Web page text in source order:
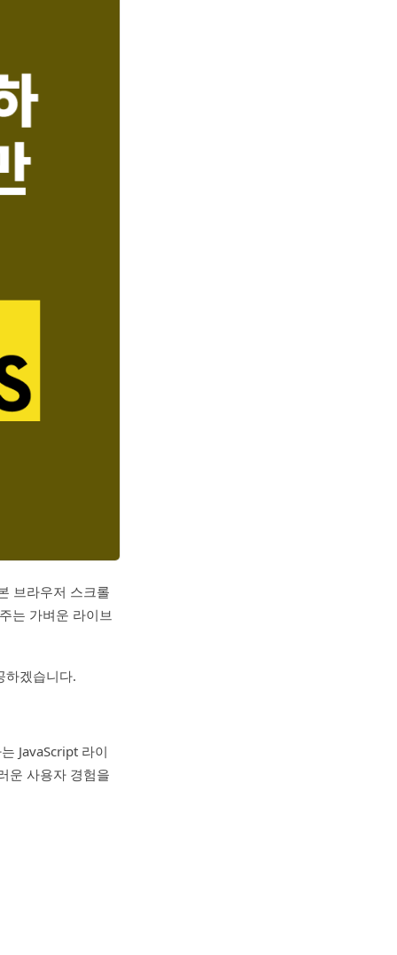
브라우저 스크롤
는 가벼운 라이브
하겠습니다.
JavaScript 라이
운 사용자 경험을